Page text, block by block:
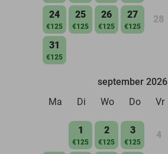
24
€125
25
€125
26
€125
27
€125
28
31
€125
september 2026
Ma
Di Wo Do Vr
1
€125
2
€125
3
€125
4